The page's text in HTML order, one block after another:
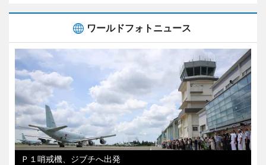
ワールドフォトニュース
Ｐ１哨戒機、ジブチへ出発